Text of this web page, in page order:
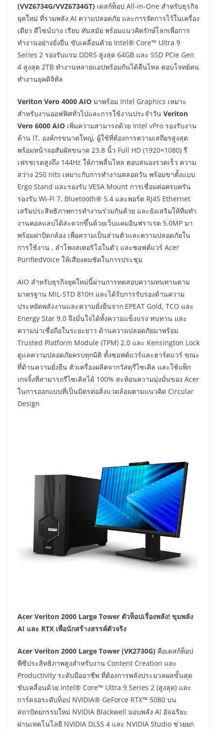
(VVZ6734G/VVZ6734GT) เดสก์ท็อป All-in-One สำหรับธุรกิจ
ยุคใหม่ ที่รวมพลัง AI ความปลอดภัย และการจัดการไว้ในเครื่อง
เดียว ดีไซน์บาง เรียบ ทันสมัย พร้อมแนวคิดรักษ์โลกเพื่อการ
ทำงานอย่างยั่งยืน ขับเคลื่อนด้วย Intel® Core™ Ultra 9
Series 2 รองรับแรม DDR5 สูงสุด 64GB และ SSD PCIe Gen
4 สูงสุด 2TB ทำงานหลายแอปพร้อมกันได้ลื่นไหล ตอบโจทย์คน
ทำงานยุคดิจิทัล
Veriton Vero 4000 AIO มาพร้อม Intel Graphics เหมาะ
สำหรับงานออฟฟิศทั่วไปและการใช้งานประจำวัน Veriton
Vero 6000 AIO เพิ่มความสามารถด้วย Intel vPro รองรับงาน
ด้าน IT, องค์กรขนาดใหญ่, ผู้ใช้ที่ต้องการความเสถียรสูงสุด
พร้อมหน้าจอสัมผัสขนาด 23.8 นิ้ว Full HD (1920×1080) รี
เฟรชเรตสูงถึง 144Hz ให้ภาพลื่นไหล ตอบสนองรวดเร็ว ความ
สว่าง 250 nits เหมาะกับการทำงานตลอดวัน พร้อมขาตั้งแบบ
Ergo Stand และรองรับ VESA Mount การเชื่อมต่อครบครัน
รองรับ Wi-Fi 7, Bluetooth® 5.4 และพอร์ต RJ45 Ethernet
เสริมประสิทธิภาพการทำงานร่วมกันด้วย และยังเสริมให้ทีมทำ
งานคอลแลบได้สะดวกขึ้นด้วยเว็บแคมอินฟราเรด 5.0MP มา
พร้อมฝาปิดกล้อง เพื่อความเป็นส่วนตัวและความปลอดภัยใน
การใช้งาน , ลำโพงสเตอริโอในตัว และซอฟต์แวร์ Acer
PurifiedVoice ให้เสียงคมชัดในการประชุม
AIO สำหรับธุรกิจยุคใหม่นี้ผ่านการทดสอบความทนทานตาม
มาตรฐาน MIL-STD 810H และได้รับการรับรองด้านความ
ประหยัดพลังงานและความยั่งยืนจาก EPEAT Gold, TCO และ
Energy Star 9.0 จึงมั่นใจได้ทั้งความแข็งแรง ทนทาน และ
ความน่าเชื่อถือในระยะยาว ด้านความปลอดภัยมาพร้อม
Trusted Platform Module (TPM) 2.0 และ Kensington Lock
ดูแลความปลอดภัยครบทุกมิติ ทั้งซอฟต์แวร์และฮาร์ดแวร์ ขณะ
ที่ด้านความยั่งยืน ตัวเครื่องผลิตจากวัสดุรีไซเคิล และใช้แพ็ก
เกจจิ้งที่สามารถรีไซเคิลได้ 100% สะท้อนความมุ่งมั่นของ Acer
ในการออกแบบที่เป็นมิตรต่อสิ่งแวดล้อมตามแนวคิด Circular
Design
Acer Veriton 2000 Large Tower ตัวท็อปเรื่องพลัง! ขุมพลัง
AI และ RTX เพื่อนักสร้างสรรค์ตัวจริง
Acer Veriton 2000 Large Tower (VK2730G) คือเดสก์ท็อป
พีซีประสิทธิภาพสูงสำหรับงาน Content Creation และ
Productivity ระดับมืออาชีพ ที่ต้องการพลังประมวลผลขั้นสุด
ขับเคลื่อนด้วย Intel® Core™ Ultra 9 Series 2 (สูงสุด) และ
การ์ดจอระดับท็อป NVIDIA® GeForce RTX™ 5080 บน
สถาปัตยกรรมใหม่ NVIDIA Blackwell มอบพลัง AI อัจฉริยะ
ผ่านเทคโนโลยี NVIDIA DLSS 4 และ NVIDIA Studio ช่วยยก